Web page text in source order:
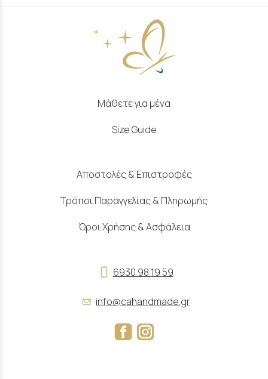
Μάθετε για μένα
Size Guide
Αποστολές & Επιστροφές
Τρόποι Παραγγελίας & Πληρωμής
Όροι Χρήσης & Ασφάλεια
6930 98 19 59
info@cahandmade.gr